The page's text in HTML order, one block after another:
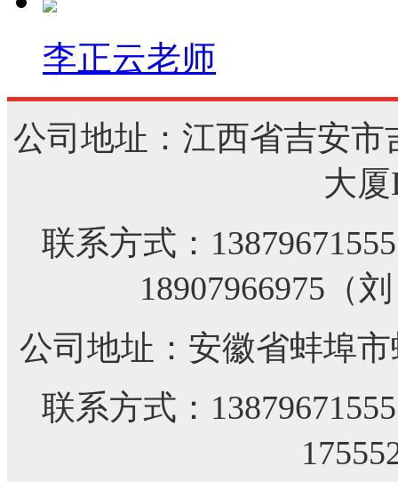
李正云老师
公司地址：江西省吉安
大厦
联系方式：
18907966975（
公司地址：安徽省蚌埠
联系方式：